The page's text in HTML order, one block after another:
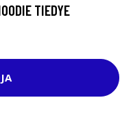
TIEDYE